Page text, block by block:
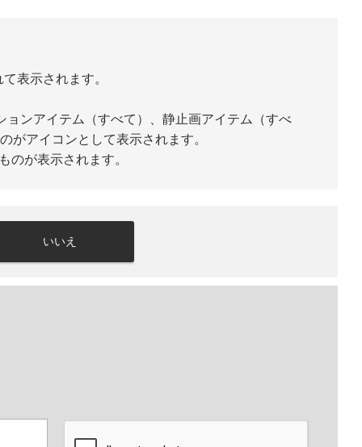
表示されます。
ンアイテム（すべて）、静止画アイテム（すべ
がアイコンとして表示されます。
のが表示されます。
いいえ